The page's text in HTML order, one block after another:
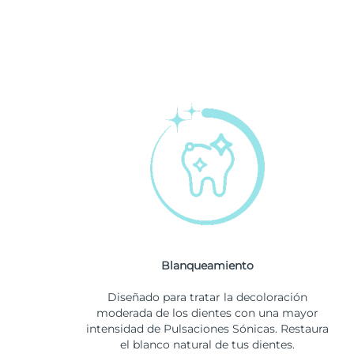
Blanqueamiento
Diseñado para tratar la decoloración
moderada de los dientes con una mayor
intensidad de Pulsaciones Sónicas. Restaura
el blanco natural de tus dientes.